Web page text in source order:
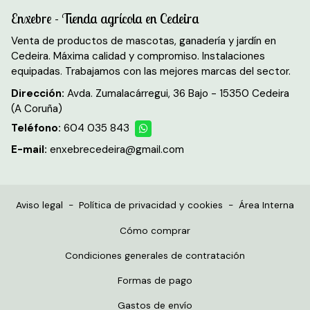
Enxebre - Tienda agrícola en Cedeira
Venta de productos de mascotas, ganadería y jardín en
Cedeira. Máxima calidad y compromiso. Instalaciones
equipadas. Trabajamos con las mejores marcas del sector.
Dirección: Avda. Zumalacárregui, 36 Bajo - 15350 Cedeira
(A Coruña)
Teléfono: 604 035 843
E-mail: enxebrecedeira@gmail.com
Aviso legal - Política de privacidad y cookies - Área Interna
Cómo comprar
Condiciones generales de contratación
Formas de pago
Gastos de envío